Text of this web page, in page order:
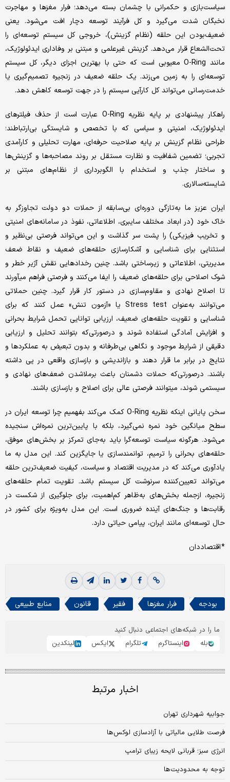
سیاست‌بازی و حکمرانی با چشمان بسته می‌دهد؛ فرار مغزها و مهاجرت
نخبگان شدت می‌گیرد و کل فرآیند توسعه دچار افت می‌شود. یعنی
ضعیف‌بودن این حلقه (نظام گزینش)، خروجی کل سیستم توسعه‌ای را
تحت‌الشعاع قرار می‌دهد. گزینش غیرعلمی و مبتنی بر وفاداری ایدئولوژیک،
مانند O-Ring معیوبی است که حتی با بهترین اجزای دیگر، کل سیستم
توسعه‌ای را به زمین می‌زند. یک حلقه ضعیف در زنجیره‌ تصمیم‌گیری یا
خدمت‌رسانی می‌تواند کل کارآیی سیستم را در جهت توسعه کاهش دهد.
راهکار پیشنهادی بر پایه نظریه O-Ring عبارت است از حذف فیلترهای
ایدئولوژیک، امنیتی و سیاسی که با تخصص و شایستگی بی‌ارتباطند؛
طراحی نظام گزینش بر پایه‌ صلاحیت حرفه‌ای، مهارت تحلیلی و کارآمدی
تجربی؛ تضمین شفافیت و نظارت مستقل بر روند مصاحبه‌ها و گزینش‌ها
و ساختار جذب و استخدام با الگوبرداری از نظام‌های مبتنی بر
شایسته‌سالاری.
ایران عزیز ما به‌تازگی دوره‌ای بی‌سابقه از حملات دو دولت تجاوزگر به
خاک خود (در ابعاد مختلف سایبری، اطلاعاتی، نفوذ در سامانه‌های امنیتی
و تخریب فیزیکی) را پشت سر گذاشت و این می‌تواند فرصتی بی‌نظیر و
استثنایی برای شناسایی و آشکارسازی حلقه‌های ضعیف و نقاط ضعف
مدیریتی، اطلاعاتی و زیرساختی باشد. چنین رخدادهایی نقش آژیر خطر و
شوک اصلاحی برای حلقه‌های ضعیف را ایفا می‌کنند و فرصتی فراهم می‎آورند
تا اصلاح نهادی و مقاوم‌سازی در دستور کار قرار گیرد. چنین حملاتی
می‌توانند به‌عنوان Stress test یا «آزمون تنش» عمل کنند که برای
شناسایی و تقویت حلقه‌های ضعیف، ارزیابی توانایی تحمل شرایط بحرانی
و افزایش آمادگی استفاده شوند و درصورتی‌که بتوانند تحلیل و ارزیابی
دقیقی از شرایط موجود و نگاهی بی‌طرفانه و بدون تبعیض به عملکردها و
نتایج در برابر ما قرار دهند و بازاندیشی و بازسازی واقعی در پی داشته
باشند. درصورتی‌که حملات دشمنان باعث برملاشدن ضعف‌های نهادی و
سیستمی شوند، می‎توانند فرصتی عالی برای اصلاح و بازسازی باشند.
سخن پایانی اینکه نظریه O-Ring کمک می‌کند بفهمیم چرا توسعه ایران در
سطح میانگین خود نمره نمی‌گیرد، بلکه با پایین‌ترین نمره‌اش سنجیده
می‌شود. هرگونه سیاست توسعه‌گرا باید به‌جای تمرکز بر بخش‌های موفق،
حلقه‌های بحرانی را ترمیم، توانمندسازی یا جایگزین کند. این مدل به ما
یادآوری می‌کند که در مدیریت اقتصاد و سیاست، کیفیت ضعیف‌ترین حلقه
می‌تواند تعیین‌کننده سرنوشت کل سیستم باشد. تقویت تمام حلقه‌های
زنجیره، ازجمله بخش‌های به‌ظاهر کم‌اهمیت، برای جلوگیری از شکست در
رقابت‌ها و جنگ‌های آینده ضروری است. این مدل به‌ویژه برای کشور در
حال توسعه‌ای مانند ایران، پیامی حیاتی دارد.
* اقتصاددان
بودجه فرار مغزها فقیر قانون منابع طبیعی
ما را در شبکه‌های اجتماعی دنبال کنید
بله
اینستاگرم تلگرام ایکس لینکدین
اخبار مرتبط
جوابیه شهرداری تهران
فرصت طلایی مالیاتی با آزادسازی لوکس‌ها
انرژی سبز؛ قربانی لایحه زیبای ترامپ
توجه به محدودیت‌ها